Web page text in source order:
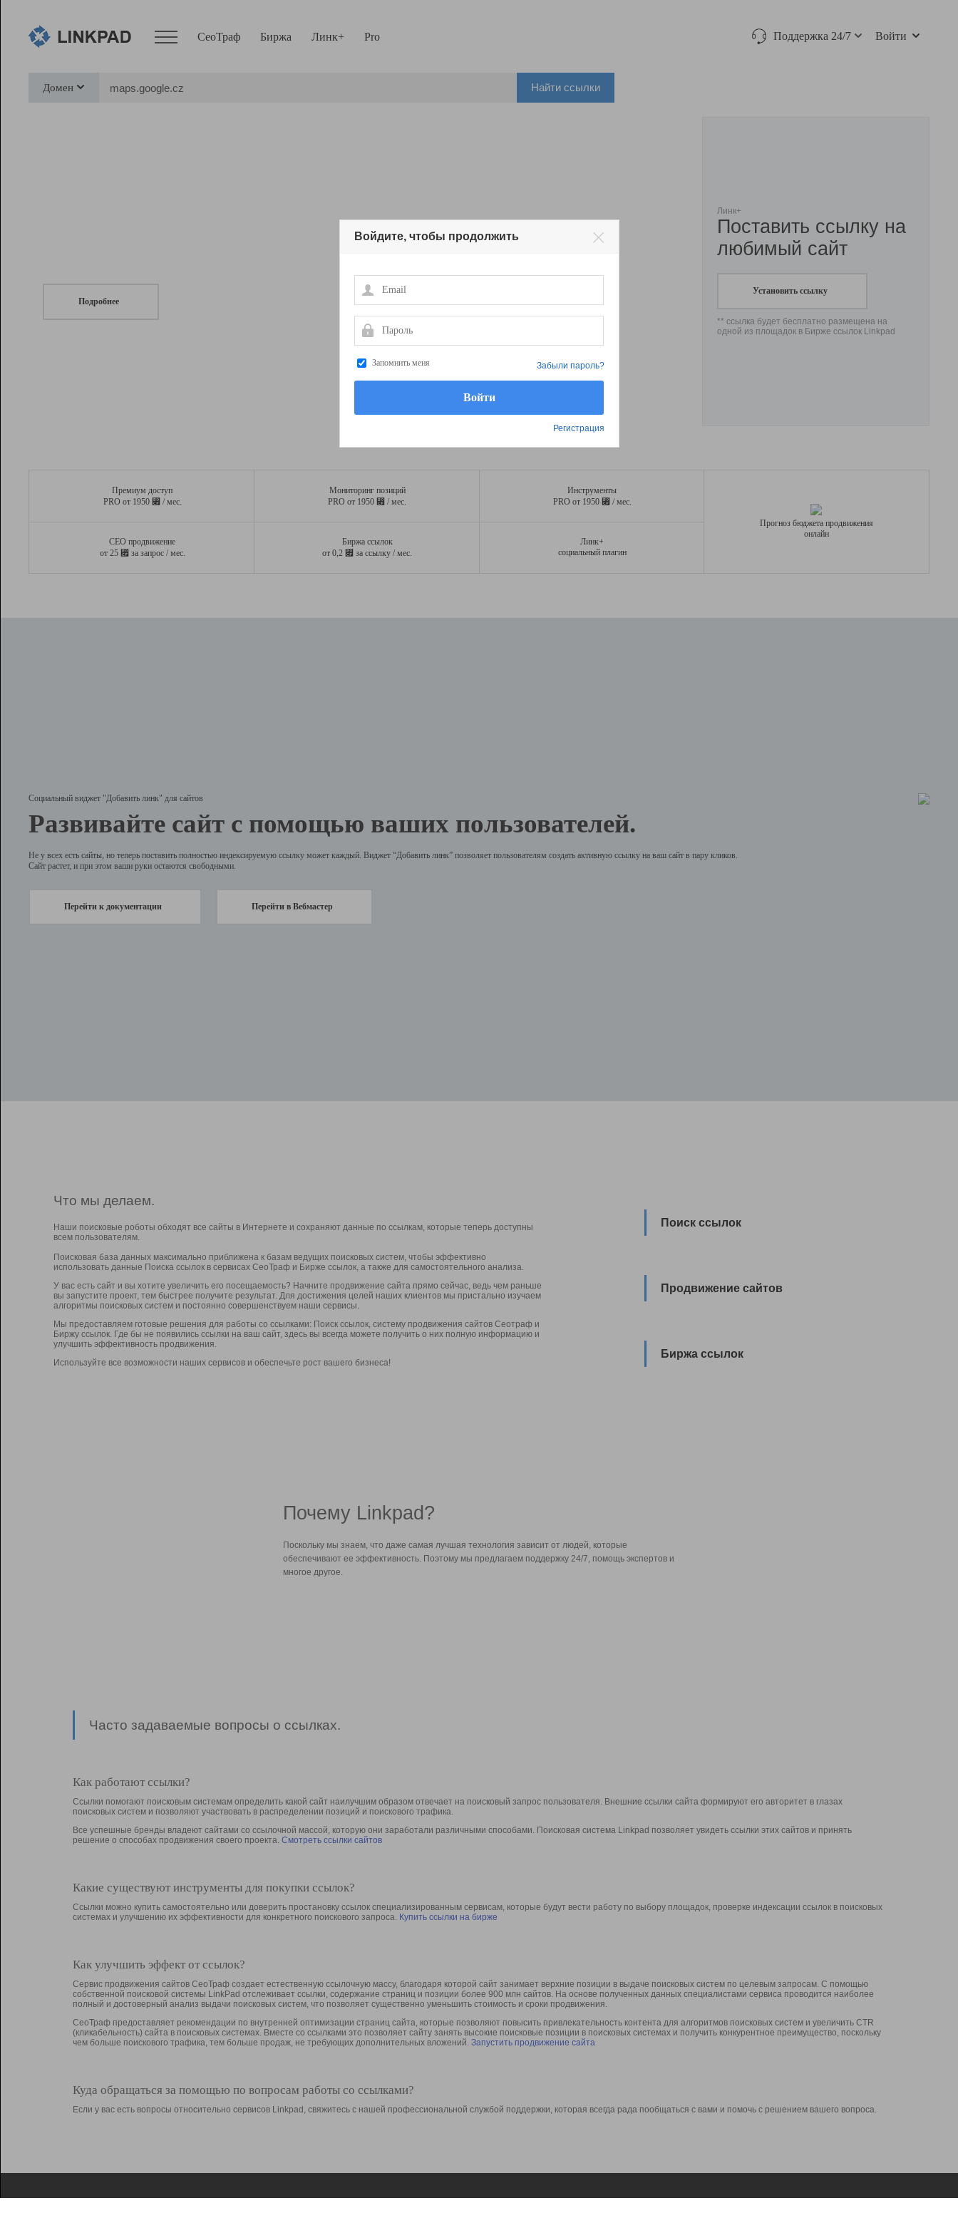
СеоТраф Биржа Линк+ Pro Поддержка 24/7 Войти
Домен Найти ссылки
Подробнее
Линк+
Поставить ссылку на
любимый сайт
Установить ссылку
** ссылка будет бесплатно размещена на
одной из площадок в Бирже ссылок Linkpad
Премиум доступ
PRO от 1950 ⃏ / мес.
Мониторинг позиций
PRO от 1950 ⃏ / мес.
Инструменты
PRO от 1950 ⃏ / мес.
СЕО продвижение
от 25 ⃏ за запрос / мес.
Биржа ссылок
от 0,2 ⃏ за ссылку / мес.
Линк+
социальный плагин
Прогноз бюджета продвижения
онлайн
Социальный виджет "Добавить линк" для сайтов
Развивайте сайт с помощью ваших пользователей.
Не у всех есть сайты, но теперь поставить полностью индексируемую ссылку может каждый. Виджет “Добавить линк” позволяет пользователям создать активную ссылку на ваш сайт в пару кликов.
Сайт растет, и при этом ваши руки остаются свободными.
Перейти к документации Перейти в Вебмастер
Что мы делаем.
Наши поисковые роботы обходят все сайты в Интернете и сохраняют данные по ссылкам, которые теперь доступны
всем пользователям.
Поисковая база данных максимально приближена к базам ведущих поисковых систем, чтобы эффективно
использовать данные Поиска ссылок в сервисах СеоТраф и Бирже ссылок, а также для самостоятельного анализа.
У вас есть сайт и вы хотите увеличить его посещаемость? Начните продвижение сайта прямо сейчас, ведь чем раньше
вы запустите проект, тем быстрее получите результат. Для достижения целей наших клиентов мы пристально изучаем
алгоритмы поисковых систем и постоянно совершенствуем наши сервисы.
Мы предоставляем готовые решения для работы со ссылками: Поиск ссылок, систему продвижения сайтов Сеотраф и
Биржу ссылок. Где бы не появились ссылки на ваш сайт, здесь вы всегда можете получить о них полную информацию и
улучшить эффективность продвижения.
Используйте все возможности наших сервисов и обеспечьте рост вашего бизнеса!
Поиск ссылок
Продвижение сайтов
Биржа ссылок
Почему Linkpad?
Поскольку мы знаем, что даже самая лучшая технология зависит от людей, которые
обеспечивают ее эффективность. Поэтому мы предлагаем поддержку 24/7, помощь экспертов и
многое другое.
Часто задаваемые вопросы о ссылках.
Как работают ссылки?
Ссылки помогают поисковым системам определить какой сайт наилучшим образом отвечает на поисковый запрос пользователя. Внешние ссылки сайта формируют его авторитет в глазах
поисковых систем и позволяют участвовать в раcпределении позиций и поискового трафика.
Все успешные бренды владеют сайтами со ссылочной массой, которую они заработали различными способами. Поисковая система Linkpad позволяет увидеть ссылки этих сайтов и принять
решение о способах продвижения своего проекта. Смотреть ссылки сайтов
Какие существуют инструменты для покупки ссылок?
Ссылки можно купить самостоятельно или доверить простановку ссылок специализированным сервисам, которые будут вести работу по выбору площадок, проверке индексации ссылок в поисковых
системах и улучшению их эффективности для конкретного поискового запроса. Купить ссылки на бирже
Как улучшить эффект от ссылок?
Сервис продвижения сайтов СеоТраф создает естественную ссылочную массу, благодаря которой сайт занимает верхние позиции в выдаче поисковых систем по целевым запросам. С помощью
собственной поисковой системы LinkPad отслеживает ссылки, содержание страниц и позиции более 900 млн сайтов. На основе полученных данных специалистами сервиса проводится наиболее
полный и достоверный анализ выдачи поисковых систем, что позволяет существенно уменьшить стоимость и сроки продвижения.
СеоТраф предоставляет рекомендации по внутренней оптимизации страниц сайта, которые позволяют повысить привлекательность контента для алгоритмов поисковых систем и увеличить CTR
(кликабельность) сайта в поисковых системах. Вместе со ссылками это позволяет сайту занять высокие поисковые позиции в поисковых системах и получить конкурентное преимущество, поскольку
чем больше поискового трафика, тем больше продаж, не требующих дополнительных вложений. Запустить продвижение сайта
Куда обращаться за помощью по вопросам работы со ссылками?
Если у вас есть вопросы относительно сервисов Linkpad, свяжитесь с нашей профессиональной службой поддержки, которая всегда рада пообщаться с вами и помочь с решением вашего вопроса.
Войдите, чтобы продолжить
Email
Пароль
Запомнить меня
Регистрация
Забыли пароль?